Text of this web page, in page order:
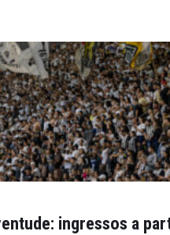
ingressos a